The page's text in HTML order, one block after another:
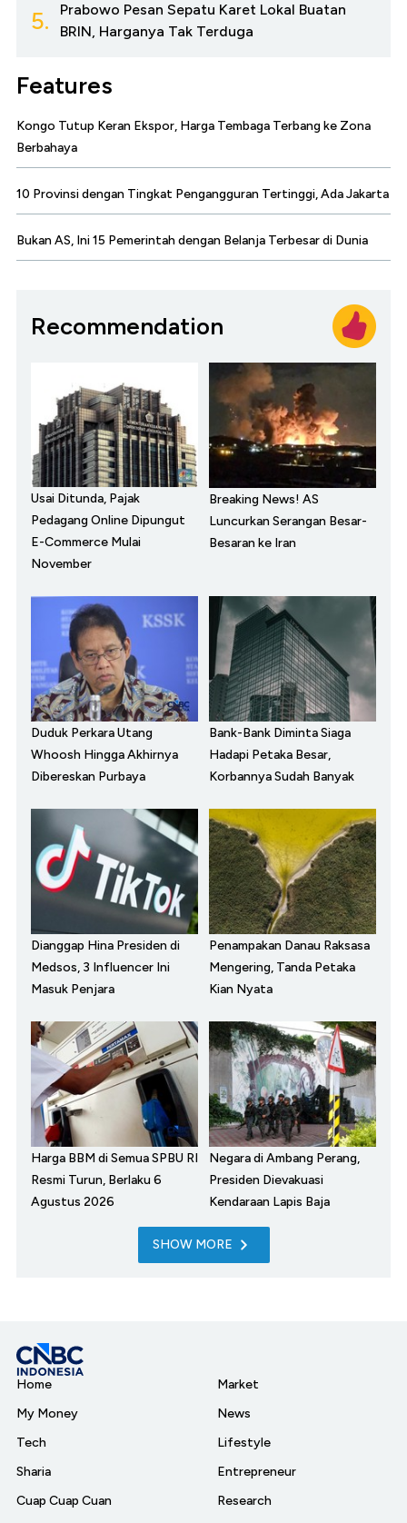
5.
Prabowo Pesan Sepatu Karet Lokal Buatan
BRIN, Harganya Tak Terduga
Features
Kongo Tutup Keran Ekspor, Harga Tembaga Terbang ke Zona
Berbahaya
10 Provinsi dengan Tingkat Pengangguran Tertinggi, Ada Jakarta
Bukan AS, Ini 15 Pemerintah dengan Belanja Terbesar di Dunia
Recommendation
Usai Ditunda, Pajak
Pedagang Online Dipungut
E-Commerce Mulai
November
Breaking News! AS
Luncurkan Serangan Besar-
Besaran ke Iran
Duduk Perkara Utang
Whoosh Hingga Akhirnya
Dibereskan Purbaya
Bank-Bank Diminta Siaga
Hadapi Petaka Besar,
Korbannya Sudah Banyak
Dianggap Hina Presiden di
Medsos, 3 Influencer Ini
Masuk Penjara
Penampakan Danau Raksasa
Mengering, Tanda Petaka
Kian Nyata
Harga BBM di Semua SPBU RI
Resmi Turun, Berlaku 6
Agustus 2026
Negara di Ambang Perang,
Presiden Dievakuasi
Kendaraan Lapis Baja
SHOW MORE
Home
My Money
Tech
Sharia
Cuap Cuap Cuan
Market
News
Lifestyle
Entrepreneur
Research